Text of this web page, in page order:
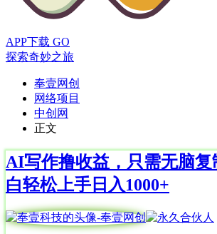
APP下载 GO
探索奇妙之旅
奉壹网创
网络项目
中创网
正文
AI写作撸收益，只需无脑复
白轻松上手日入1000+